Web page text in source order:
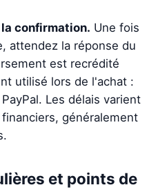
confirmation. Une fois
attendez la réponse du
est recrédité
utilisé lors de l'achat :
Les délais varient
généralement
et points de